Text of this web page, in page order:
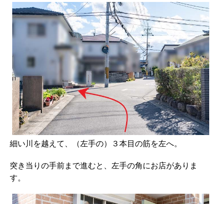
細い川を越えて、（左手の）３本目の筋を左へ。
突き当りの手前まで進むと、左手の角にお店がありま
す。